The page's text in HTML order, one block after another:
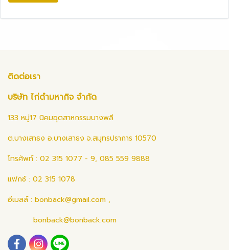
ติดต่อเรา
บริษัท ไก่ดำมหากิจ จำกัด
133 หมู่17 นิคมอุตสาหกรรมบางพลี
ต.บางเสาธง อ.บางเสาธง จ.สมุทรปราการ 10570
โทรศัพท์ : 02 315 1077 - 9, 085 559 9888
แฟกซ์ : 02 315 1078
อีเมลล์ : bonback@gmail.com ,
bonback@bonback.com